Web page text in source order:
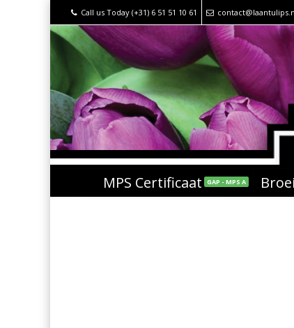
Call us Today (+31) 6 51 51 10 61
MPS Certificaat GAP - MPS A